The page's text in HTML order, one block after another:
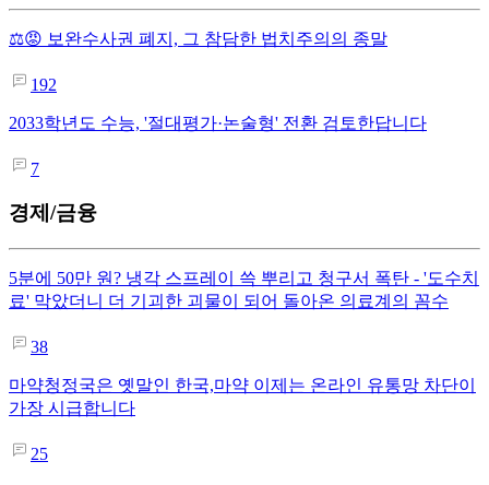
⚖️😡 보완수사권 폐지, 그 참담한 법치주의의 종말
192
2033학년도 수능, '절대평가·논술형' 전환 검토한답니다
7
경제/금융
5분에 50만 원? 냉각 스프레이 쓱 뿌리고 청구서 폭탄 - '도수치
료' 막았더니 더 기괴한 괴물이 되어 돌아온 의료계의 꼼수
38
마약청정국은 옛말인 한국,마약 이제는 온라인 유통망 차단이
가장 시급합니다
25